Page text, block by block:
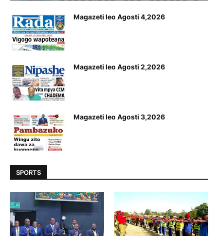
Magazeti leo Agosti 4,2026
Magazeti leo Agosti 2,2026
Magazeti leo Agosti 3,2026
SPORTS